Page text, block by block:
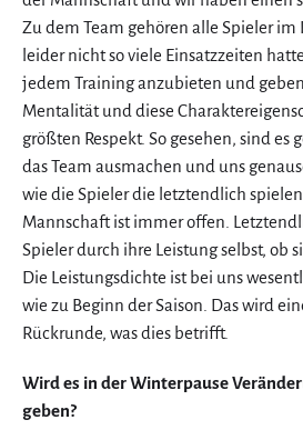
Zu dem Team gehören alle Spieler im
leider nicht so viele Einsatzzeiten
jedem Training anzubieten und
Mentalität und diese
größten Respekt. So gesehen, sind es
das Team ausmachen und uns
wie die Spieler die letztendlich
Mannschaft ist immer offen.
Spieler durch ihre Leistung selbst, ob
Die Leistungsdichte ist bei uns
wie zu Beginn der Saison. Das wird
Rückrunde, was dies betrifft.
Wird es in der Winterpause
geben?